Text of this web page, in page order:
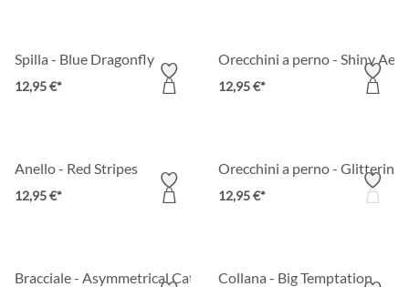
Spilla - Blue Dragonfly
12,95 €*
Orecchini a perno - Shiny
12,95 €*
Anello - Red Stripes
12,95 €*
Orecchini a perno - Glittering
12,95 €*
Bracciale - Asymmetrical Catch Collana - Big Temptation